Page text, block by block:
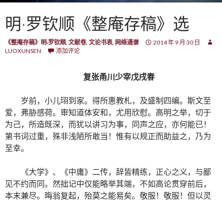
明·罗钦顺《整庵存稿》选
《整庵存稿》明·罗钦顺, 文献卷, 文论书表, 网络通谱
2014 年 9 月 30 日
LUOXUNSEN
添加评论
复张甬川少宰戊戌春
岁前，小儿珝到家。得所惠教札，及盛制四编。斯文至
爱，弗胁感荷。审知道体安和，尤用欣慰。高明之举，切于
为己，所造既深，而犹以讲习为事，同声之应，亦何能已！
第书词过重，殊非浅陋所敢当！惟有以规正而助益之，乃为
至幸。
《大学》、《中庸》二传，辞皆精练，正心之义，与鄙
见不约而同。然拙记中仅能略举其端，不如高论贯穿前后，
本末兼尽。晦翁复起，殆莫之能易矣。敬服！敬服！但以灵